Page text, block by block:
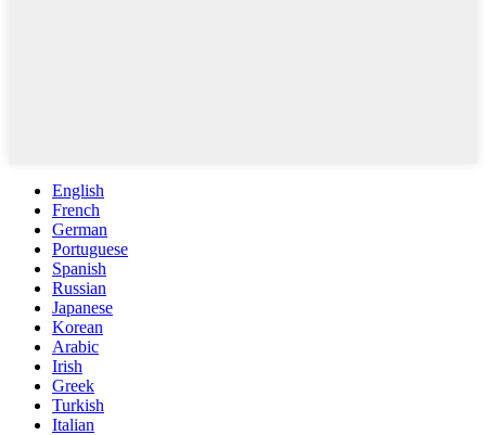
English
French
German
Portuguese
Spanish
Russian
Japanese
Korean
Arabic
Irish
Greek
Turkish
Italian